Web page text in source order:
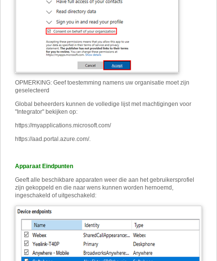
OPMERKING: Geef toestemming namens uw organisatie moet zijn
geselecteerd
Global beheerders kunnen de volledige lijst met machtigingen voor
"Integrator" bekijken op:
https://myapplications.microsoft.com/
https://aad.portal.azure.com/.
Apparaat Eindpunten
Geeft alle beschikbare apparaten weer die aan het gebruikersprofiel
zijn gekoppeld en die naar wens kunnen worden hernoemd,
ingeschakeld of uitgeschakeld: